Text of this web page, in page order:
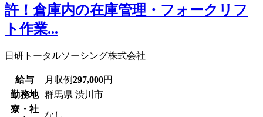
許！倉庫内の在庫管理・フォークリフ
ト作業...
日研トータルソーシング株式会社
給与 月収例297,000円
勤務地
群馬県 渋川市
寮・社
なし